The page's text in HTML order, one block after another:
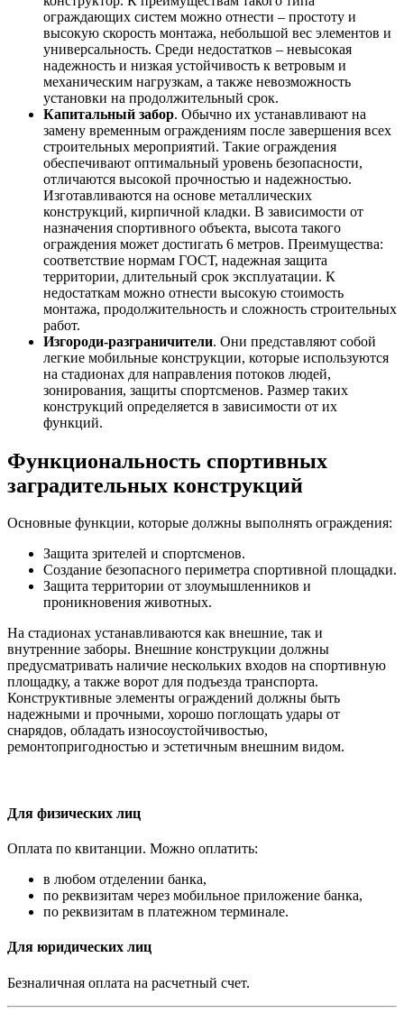
ограждающих систем можно отнести – простоту и
высокую скорость монтажа, небольшой вес элементов и
универсальность. Среди недостатков – невысокая
надежность и низкая устойчивость к ветровым и
механическим нагрузкам, а также невозможность
установки на продолжительный срок.
Капитальный забор. Обычно их устанавливают на
замену временным ограждениям после завершения всех
строительных мероприятий. Такие ограждения
обеспечивают оптимальный уровень безопасности,
отличаются высокой прочностью и надежностью.
Изготавливаются на основе металлических
конструкций, кирпичной кладки. В зависимости от
назначения спортивного объекта, высота такого
ограждения может достигать 6 метров. Преимущества:
соответствие нормам ГОСТ, надежная защита
территории, длительный срок эксплуатации. К
недостаткам можно отнести высокую стоимость
монтажа, продолжительность и сложность строительных
работ.
Изгороди-разграничители. Они представляют собой
легкие мобильные конструкции, которые используются
на стадионах для направления потоков людей,
зонирования, защиты спортсменов. Размер таких
конструкций определяется в зависимости от их
функций.
Функциональность спортивных
заградительных конструкций
Основные функции, которые должны выполнять ограждения:
Защита зрителей и спортсменов.
Создание безопасного периметра спортивной площадки.
Защита территории от злоумышленников и
проникновения животных.
На стадионах устанавливаются как внешние, так и
внутренние заборы. Внешние конструкции должны
предусматривать наличие нескольких входов на спортивную
площадку, а также ворот для подъезда транспорта.
Конструктивные элементы ограждений должны быть
надежными и прочными, хорошо поглощать удары от
снарядов, обладать износоустойчивостью,
ремонтопригодностью и эстетичным внешним видом.
Для физических лиц
Оплата по квитанции. Можно оплатить:
в любом отделении банка,
по реквизитам через мобильное приложение банка,
по реквизитам в платежном терминале.
Для юридических лиц
Безналичная оплата на расчетный счет.